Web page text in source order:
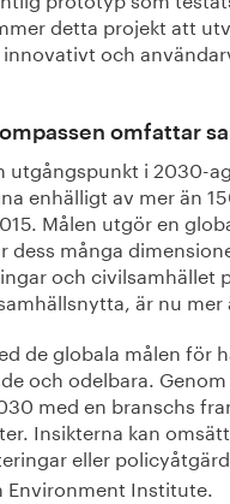
detta projekt att
och
omfattar
utgångspunkt i 2030-
enhälligt av mer än
Målen utgör en
dess många
och civilsamhället
är nu
de globala målen för
och odelbara.
med en branschs
Insikterna kan
eller
Environment Institute.